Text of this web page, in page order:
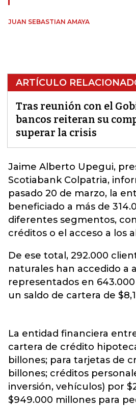
JUAN SEBASTIAN AMAYA
ARTÍCULO
Tras reunión con el
bancos reiteran su
superar la crisis
Jaime Alberto Upegui,
Scotiabank Colpatria,
pasado 20 de marzo, la
beneficiado a más de
diferentes segmentos,
créditos o el acceso a los
De ese total, 292.000
naturales han accedido a
representados en
un saldo de cartera de
La entidad financiera
cartera de crédito
billones; para tarjetas de
billones; créditos
inversión, vehículos) por
$949.000 millones para